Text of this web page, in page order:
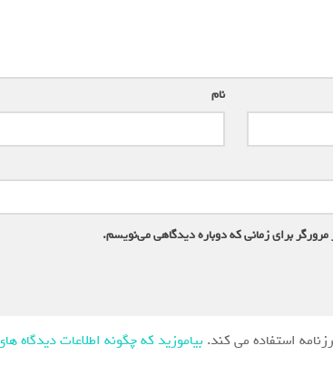
نام
برای زمانی که دوباره دیدگاهی می‌نویسم.
استفاده می کند. بیاموزید که چگونه اطلاعات دیدگاه